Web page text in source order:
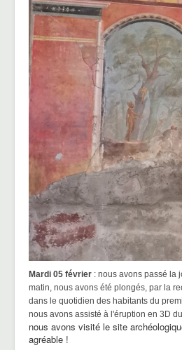
Mardi 05 février : nous avons passé la
matin, nous avons été plongés, par la
dans le quotidien des habitants du
nous avons assisté à l'éruption en 3D
nous avons visité le site
agréable !